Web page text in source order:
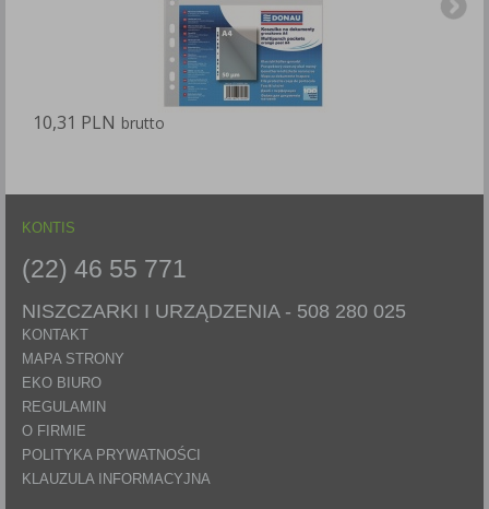
10,31 PLN brutto
KONTIS
(22) 46 55 771
NISZCZARKI I URZĄDZENIA - 508 280 025
KONTAKT
MAPA STRONY
EKO BIURO
REGULAMIN
O FIRMIE
POLITYKA PRYWATNOŚCI
KLAUZULA INFORMACYJNA